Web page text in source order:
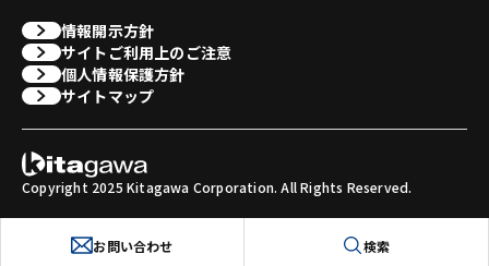
お問い合わせ 検索
情報開示方針
サイトご利用上のご注意
個人情報保護方針
サイトマップ
Copyright 2025 Kitagawa Corporation. All Rights Reserved.